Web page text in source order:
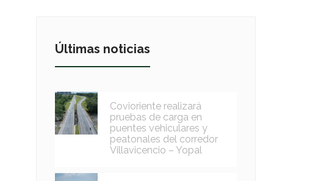
Últimas noticias
Covioriente realizará
pruebas de carga en
puentes vehiculares y
peatonales del corredor
Villavicencio – Yopal